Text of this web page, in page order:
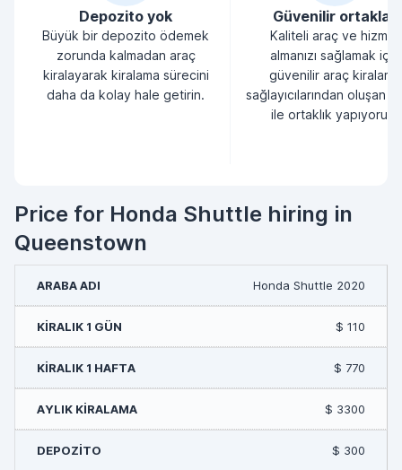
Depozito yok
Büyük bir depozito ödemek
zorunda kalmadan araç
kiralayarak kiralama sürecini
daha da kolay hale getirin.
Güvenilir ortaklar
Kaliteli araç ve hizmet
almanızı sağlamak için
güvenilir araç kiralama
sağlayıcılarından oluşan
ile ortaklık yapıyoruz.
Price for Honda Shuttle hiring in
Queenstown
Honda Shuttle 2020
$ 110
$ 770
$ 3300
$ 300